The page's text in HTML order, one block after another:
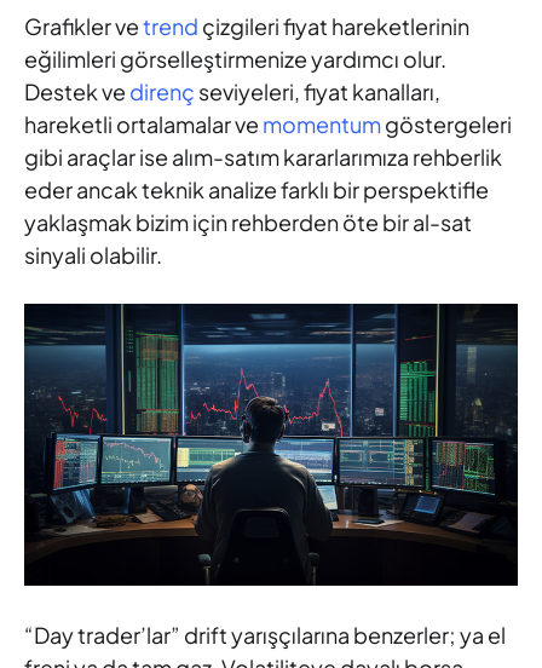
Grafikler vetrend çizgileri fiyat hareketlerinin
eğilimleri görselleştirmenize yardımcı olur.
Destek ve direnç seviyeleri, fiyat kanalları,
hareketli ortalamalar ve momentumgöstergeleri
gibi araçlar ise alım-satım kararlarımıza rehberlik
eder ancak teknik analize farklı bir perspektifle
yaklaşmak bizim için rehberden öte bir al-sat
sinyali olabilir.
“Day trader’lar” drift yarışçılarına benzerler; ya el